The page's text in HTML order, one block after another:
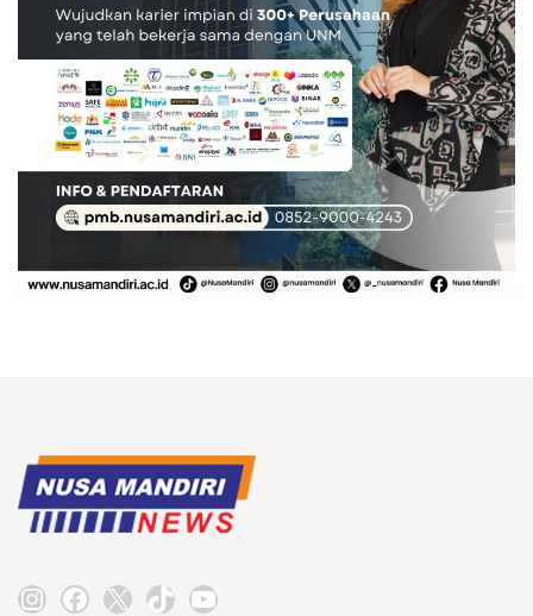
Instagram
Facebook
X TikTokYouTube